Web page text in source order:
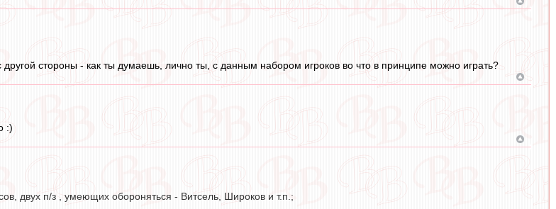
стороны - как ты думаешь, лично ты, с данным набором игроков во что в принципе можно играть?
:)
двух п/з , умеющих обороняться - Витсель, Широков и т.п.;